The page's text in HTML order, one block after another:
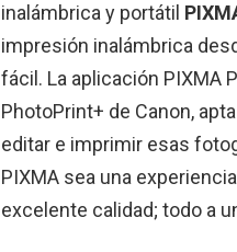
inalámbrica y portátil
impresión inalámbrica
fácil. La aplicación PIXMA
PhotoPrint+ de Canon,
editar e imprimir esas
PIXMA sea una
excelente calidad; todo a